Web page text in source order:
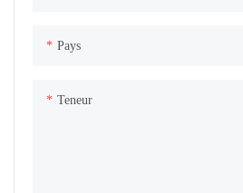
Pays
Teneur